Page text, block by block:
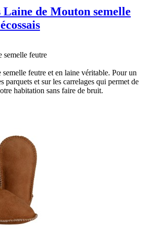
Laine de Mouton semelle
semelle feutre
semelle feutre et en laine véritable. Pour un
parquets et sur les carrelages qui permet de
habitation sans faire de bruit.